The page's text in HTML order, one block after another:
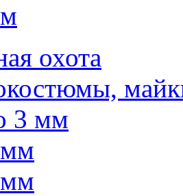
охота
3 мм